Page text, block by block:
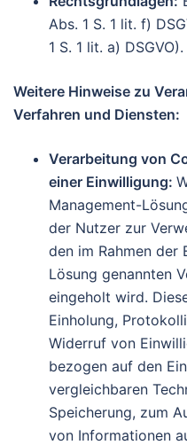
Abs. 1 S. 1 lit. f)
1 S. 1 lit. a) DSGVO).
Weitere Hinweise zu
Verfahren und Diensten:
Verarbeitung von
einer Einwilligung:
Management-
der Nutzer zur
den im Rahmen der
Lösung genannten
eingeholt wird.
Einholung,
Widerruf von
bezogen auf den
vergleichbaren
Speicherung, zum
von Informationen